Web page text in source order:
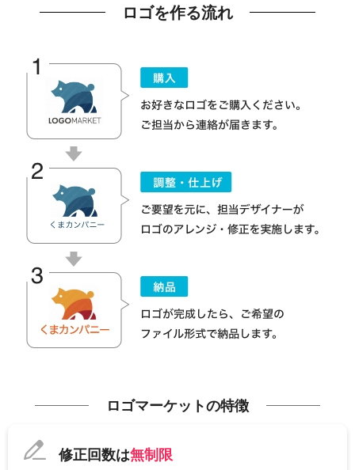
ロゴを作る流れ
ロゴマーケットの特徴
修正回数は無制限